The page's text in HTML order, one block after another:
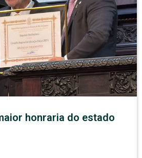
honraria do estado